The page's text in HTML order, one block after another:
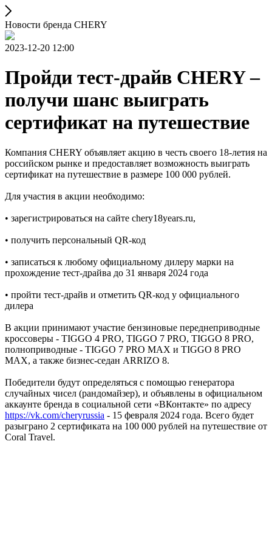
Новости бренда CHERY
2023-12-20 12:00
Пройди тест-драйв CHERY –
получи шанс выиграть
сертификат на путешествие
Компания CHERY объявляет акцию в честь своего 18-летия на
российском рынке и предоставляет возможность выиграть
сертификат на путешествие в размере 100 000 рублей.
Для участия в акции необходимо:
• зарегистрироваться на сайте chery18years.ru,
• получить персональный QR-код
• записаться к любому официальному дилеру марки на
прохождение тест-драйва до 31 января 2024 года
• пройти тест-драйв и отметить QR-код у официального
дилера
В акции принимают участие бензиновые переднеприводные
кроссоверы - TIGGO 4 PRO, TIGGO 7 PRO, TIGGO 8 PRO,
полноприводные - TIGGO 7 PRO MAX и TIGGO 8 PRO
MAX, а также бизнес-седан ARRIZO 8.
Победители будут определяться с помощью генератора
случайных чисел (рандомайзер), и объявлены в официальном
аккаунте бренда в социальной сети «ВКонтакте» по адресу
https://vk.com/cheryrussia - 15 февраля 2024 года. Всего будет
разыграно 2 сертификата на 100 000 рублей на путешествие от
Coral Travel.